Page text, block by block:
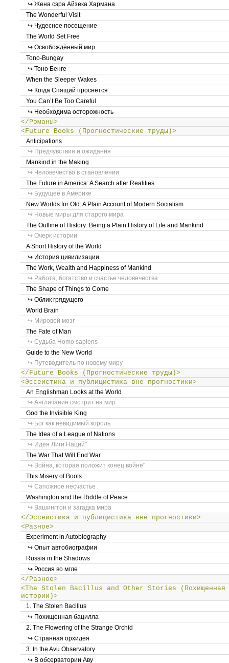
↪ Жена сэра Айзека Хармана
The Wonderful Visit
↪ Чудесное посещение
The World Set Free
↪ Освобождённый мир
Tono-Bungay
↪ Тоно Бенге
When the Sleeper Wakes
↪ Когда Спящий проснётся
You Can’t Be Too Careful
↪ Необходима осторожность
</Романы>
<Future Books (Прогностические труды)>
Anticipations
↪ Предчувствия и ожидания
Mankind in the Making
↪ Человечество в становлении
The Future in America: A Search after Realities
↪ Будущее в Америке
New Worlds for Old: A Plain Account of Modern Socialism
↪ Новые миры для старого мира
The Outline of History: Being a Plain History of Life and Mankind
↪ Очерк истории
A Short History of the World
↪ История цивилизации
The Work, Wealth and Happiness of Mankind
↪ Работа, богатство и счастье человечества
The Shape of Things to Come
↪ Облик грядущего
World Brain
↪ Мировой мозг
The Fate of Man
↪ Судьба Homo sapiens
Guide to the New World
↪ Путеводитель по новому миру
</Future Books (Прогностические труды)>
<Эссеистика и публицистика вне прогностики>
An Englishman Looks at the World
↪ Англичанин смотрит на мир
God the Invisible King
↪ Бог как невидимый король
The Idea of a League of Nations
↪ Идея Лиги Наций"
The War That Will End War
↪ Война, которая положит конец войне"
This Misery of Boots
↪ Сапожное несчастье
Washington and the Riddle of Peace
↪ Вашингтон и загадка мира
</Эссеистика и публицистика вне прогностики>
<Разное>
Experiment in Autobiography
↪ Опыт автобиографии
Russia in the Shadows
↪ Россия во мгле
</Разное>
<The Stolen Bacillus and Other Stories (Похищенная
истории)>
1. The Stolen Bacillus
↪ Похищенная бацилла
2. The Flowering of the Strange Orchid
↪ Странная орхидея
3. In the Avu Observatory
↪ В обсерватории Аву